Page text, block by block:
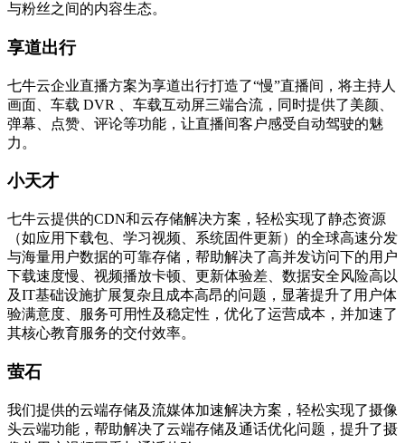
与粉丝之间的内容生态。
享道出行
七牛云企业直播方案为享道出行打造了“慢”直播间，将主持人
画面、车载 DVR 、车载互动屏三端合流，同时提供了美颜、
弹幕、点赞、评论等功能，让直播间客户感受自动驾驶的魅
力。
小天才
七牛云提供的CDN和云存储解决方案，轻松实现了静态资源
（如应用下载包、学习视频、系统固件更新）的全球高速分发
与海量用户数据的可靠存储，帮助解决了高并发访问下的用户
下载速度慢、视频播放卡顿、更新体验差、数据安全风险高以
及IT基础设施扩展复杂且成本高昂的问题，显著提升了用户体
验满意度、服务可用性及稳定性，优化了运营成本，并加速了
其核心教育服务的交付效率。
萤石
我们提供的云端存储及流媒体加速解决方案，轻松实现了摄像
头云端功能，帮助解决了云端存储及通话优化问题，提升了摄